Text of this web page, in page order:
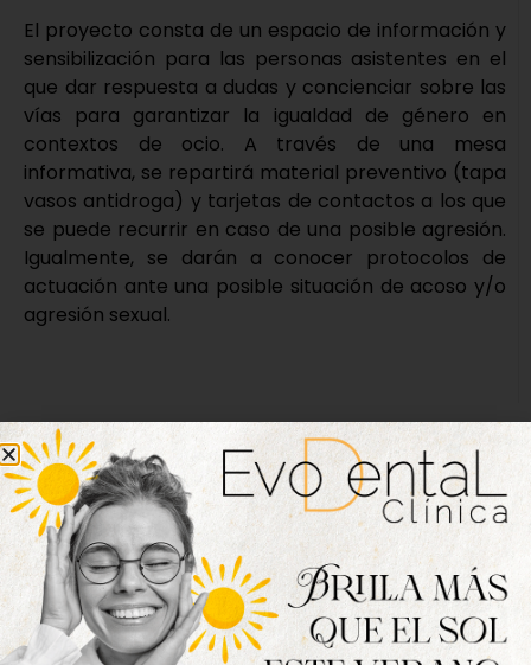
El proyecto consta de un espacio de información y
sensibilización para las personas asistentes en el
que dar respuesta a dudas y concienciar sobre las
vías para garantizar la igualdad de género en
contextos de ocio. A través de una mesa
informativa, se repartirá material preventivo (tapa
vasos antidroga) y tarjetas de contactos a los que
se puede recurrir en caso de una posible agresión.
Igualmente, se darán a conocer protocolos de
actuación ante una posible situación de acoso y/o
agresión sexual.
Nueva edición
disponible
Hazte ya con la trigésimo séptima edición de
la revista Tordesillas al día. Haz clic sobre la
imagen para verla online.